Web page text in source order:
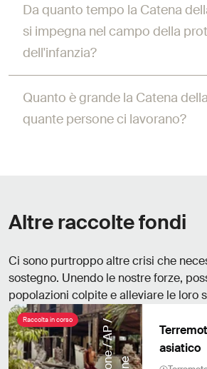
Da quanto tempo la Catena
si impegna nel campo della
dell'infanzia?
Quanto è grande la Catena
quante persone ci lavorano?
Altre raccolte fondi
Ci sono purtroppo altre crisi che
sostegno. Unendo le nostre forze,
popolazioni colpite e alleviare le loro
Raccolta in corso
asiatico